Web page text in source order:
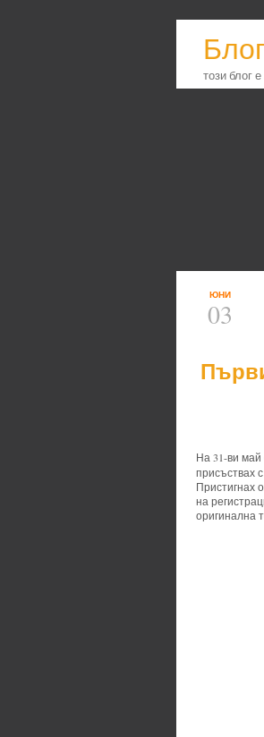
този блог
ЮНИ
03
На 31-ви
присъствах
Пристигнах
на
оригинална